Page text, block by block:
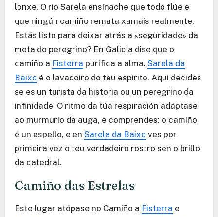
lonxe. O río Sarela ensínache que todo flúe e
que ningún camiño remata xamais realmente.
Estás listo para deixar atrás a «seguridade» da
meta do peregrino? En Galicia dise que o
camiño a Fisterra purifica a alma. Sarela da
Baixo é o lavadoiro do teu espírito. Aquí decides
se es un turista da historia ou un peregrino da
infinidade. O ritmo da túa respiración adáptase
ao murmurio da auga, e comprendes: o camiño
é un espello, e en Sarela da Baixo ves por
primeira vez o teu verdadeiro rostro sen o brillo
da catedral.
Camiño das Estrelas
Este lugar atópase no Camiño a Fisterra e